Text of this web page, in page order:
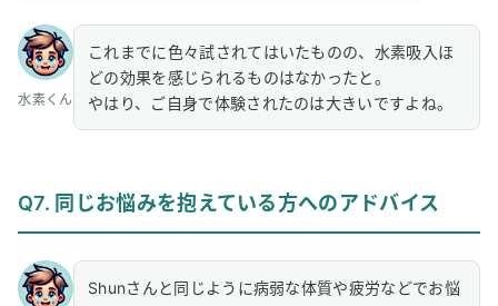
水素くん
これまでに色々試されてはいたものの、水素吸入ほ
どの効果を感じられるものはなかったと。
やはり、ご自身で体験されたのは大きいですよね。
Q7. 同じお悩みを抱えている方へのアドバイス
Shunさんと同じように病弱な体質や疲労などでお悩